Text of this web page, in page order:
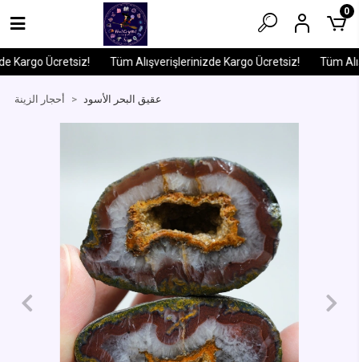
Kargo Ücretsiz! Tüm Alışverişlerinizde Kargo Ücretsiz! Tüm
0
أحجار الزينة عقيق البحر الأسود